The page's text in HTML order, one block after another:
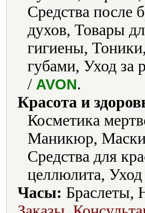
Средства после
духов, Товары
гигиены,
губами, Уход
/ AVON.
Красота и
Косметика
Маникюр, Маски
Средства для
целлюлита,
Часы: Браслеты,